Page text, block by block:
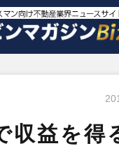
収益を得